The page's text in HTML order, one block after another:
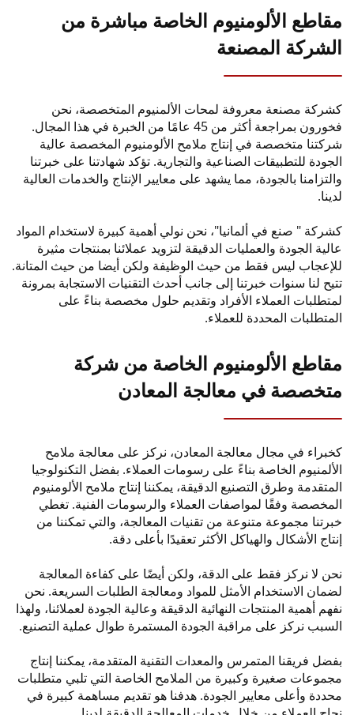
الألومنيوم الخاصة مباشرة من
المصنعة
مصنعة معروفة لمحات الألمنيوم المتخصصة، نحن
فخورون بمراجعة أكثر من 45 عامًا من الخبرة في هذا المجال.
متخصصة في إنتاج ملامح الألومنيوم المخصصة عالية
للتطبيقات الصناعية والتجارية. تؤكد شهادتنا على خبرتنا
بالجودة، مما يشهد على معايير الإنتاج والخدمات العالية
" صنع في ألمانيا"، نحن نولي أهمية كبيرة لاستخدام المواد
الجودة والعمليات الدقيقة لتزويد عملائنا بمنتجات مثيرة
ليس فقط من حيث الوظيفة ولكن أيضا من حيث المتانة.
لنا سنوات خبرتنا إلى جانب أحدث التقنيات الاستجابة بمرونة
العملاء الأفراد وتقديم حلول مخصصة بناءً على
المحددة للعملاء.
الألومنيوم الخاصة من شركة
في معالجة المعادن
في مجال معالجة المعادن، نركز على معالجة ملامح
الخاصة بناءً على رسومات العملاء. بفضل التكنولوجيا
وطرق التصنيع الدقيقة، يمكننا إنتاج ملامح الألومنيوم
وفقًا لمواصفات العملاء والرسومات الفنية. تغطي
مجموعة متنوعة من تقنيات المعالجة، والتي تمكننا من
الأشكال والهياكل الأكثر تعقيدًا بأعلى دقة.
لا نركز فقط على الدقة، ولكن أيضًا على كفاءة المعالجة
الاستخدام الأمثل للمواد ومعالجة الطلبات السريعة. نحن
أهمية المنتجات النهائية الدقيقة وعالية الجودة لعملائنا، ولهذا
نركز على مراقبة الجودة المستمرة طوال عملية التصنيع.
فريقنا المتمرس والمعدات التقنية المتقدمة، يمكننا إنتاج
صغيرة وكبيرة من الملامح الخاصة التي تلبي متطلبات
وأعلى معايير الجودة. هدفنا هو تقديم مساهمة كبيرة في